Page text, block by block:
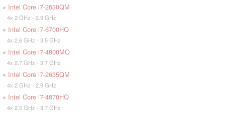
» Intel Core i7-2630QM
4x 2 GHz - 2.9 GHz
» Intel Core i7-6700HQ
4x 2.6 GHz - 3.5 GHz
» Intel Core i7-4800MQ
4x 2.7 GHz - 3.7 GHz
» Intel Core i7-2635QM
4x 2 GHz - 2.9 GHz
» Intel Core i7-4870HQ
4x 2.5 GHz - 3.7 GHz